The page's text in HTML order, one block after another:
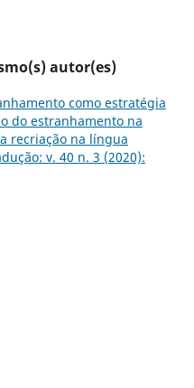
autor(es)
como estratégia
do estranhamento na
recriação na língua
v. 40 n. 3 (2020):